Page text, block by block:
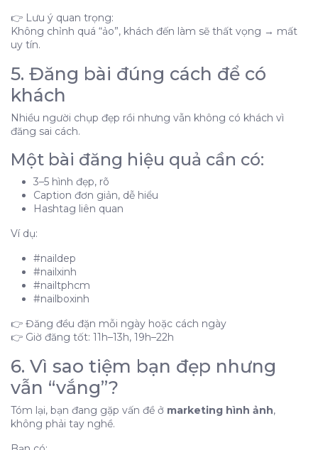
👉 Lưu ý quan trọng:
Không chỉnh quá “ảo”, khách đến làm sẽ thất vọng → mất
uy tín.
5. Đăng bài đúng cách để có
khách
Nhiều người chụp đẹp rồi nhưng vẫn không có khách vì
đăng sai cách.
Một bài đăng hiệu quả cần có:
3–5 hình đẹp, rõ
Caption đơn giản, dễ hiểu
Hashtag liên quan
Ví dụ:
#naildep
#nailxinh
#nailtphcm
#nailboxinh
👉 Đăng đều đặn mỗi ngày hoặc cách ngày
👉 Giờ đăng tốt: 11h–13h, 19h–22h
6. Vì sao tiệm bạn đẹp nhưng
vẫn “vắng”?
Tóm lại, bạn đang gặp vấn đề ở marketing hình ảnh,
không phải tay nghề.